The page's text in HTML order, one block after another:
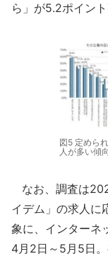
ら」が5.2ポイン
図5 定めら
人が多い傾
なお、調査は
イデム」の求人に
象に、インターネ
4月2日～5月5日